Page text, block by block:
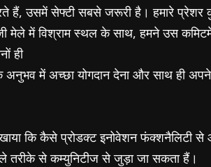
हैं, उसमें सेफ्टी सबसे जरूरी है। हमारे प्रेशर
मेले में विश्राम स्थल के साथ, हमने उस
ही
में अच्छा योगदान देना और साथ ही
कि कैसे प्रोडक्ट इनोवेशन फंक्शनैलिटी
तरीके से कम्युनिटीज से जुड़ा जा सकता हैं।